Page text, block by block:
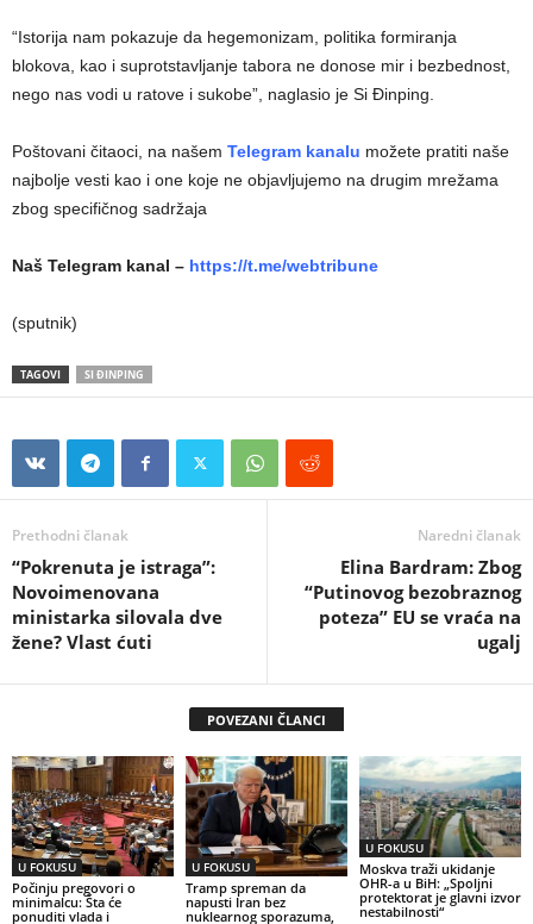
“Istorija nam pokazuje da hegemonizam, politika formiranja
blokova, kao i suprotstavljanje tabora ne donose mir i bezbednost,
nego nas vodi u ratove i sukobe”, naglasio je Si Đinping.
Poštovani čitaoci, na našem Telegram kanalu možete pratiti naše
najbolje vesti kao i one koje ne objavljujemo na drugim mrežama
zbog specifičnog sadržaja
Naš Telegram kanal – https://t.me/webtribune
(sputnik)
TAGOVI SI ĐINPING
Prethodni članak
“Pokrenuta je istraga”:
Novoimenovana
ministarka silovala dve
žene? Vlast ćuti
Naredni članak
Elina Bardram: Zbog
“Putinovog bezobraznog
poteza” EU se vraća na
ugalj
POVEZANI ČLANCI
U FOKUSU
Počinju pregovori o
minimalcu: Šta će
ponuditi vlada i
U FOKUSU
Tramp spreman da
napusti Iran bez
nuklearnog sporazuma,
U FOKUSU
Moskva traži ukidanje
OHR-a u BiH: „Spoljni
protektorat je glavni izvor
nestabilnosti“